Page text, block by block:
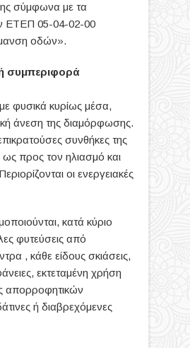
σύμφωνα με τα
ΕΤΕΠ 05-04-02-00
οδών».
συμπεριφορά
φυσικά κυρίως μέσα,
άνεση της διαμόρφωσης.
συνθήκες της
ως προς τον ηλιασμό και
οι ενεργειακές
κατά κύριο
φυτεύσεις από
, κάθε είδους σκιάσεις,
εκτεταμένη χρήση
απορροφητικών
ή διαβρεχόμενες